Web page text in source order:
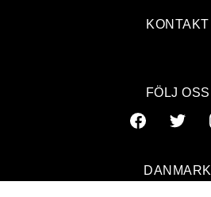
KONTAKT
FÖLJ OSS
DANMARK